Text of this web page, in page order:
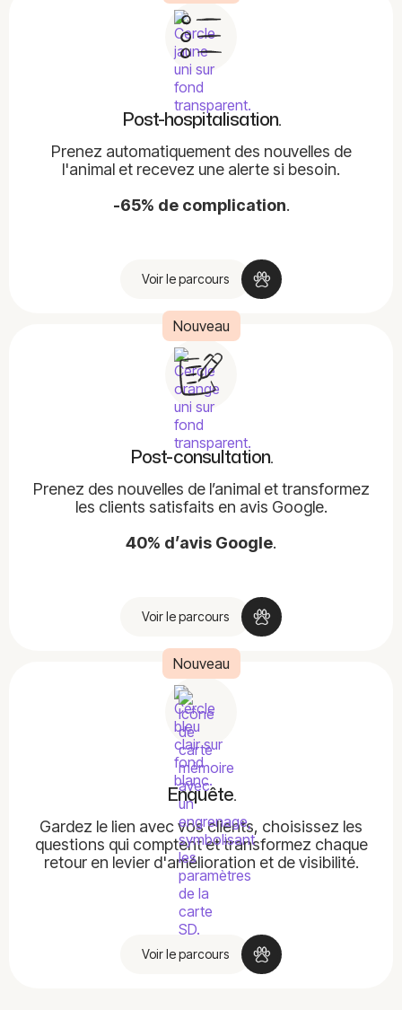
Post-hospitalisation.
Prenez automatiquement des nouvelles de
l'animal et recevez une alerte si besoin.
-65% de complication.
Voir le parcours
Post-consultation.
Prenez des nouvelles de l’animal et transformez
les clients satisfaits en avis Google.
40% d’avis Google.
Voir le parcours
Nouveau
Enquête.
Gardez le lien avec vos clients, choisissez les
questions qui comptent et transformez chaque
retour en levier d'amélioration et de visibilité.
Nouveau
Voir le parcours